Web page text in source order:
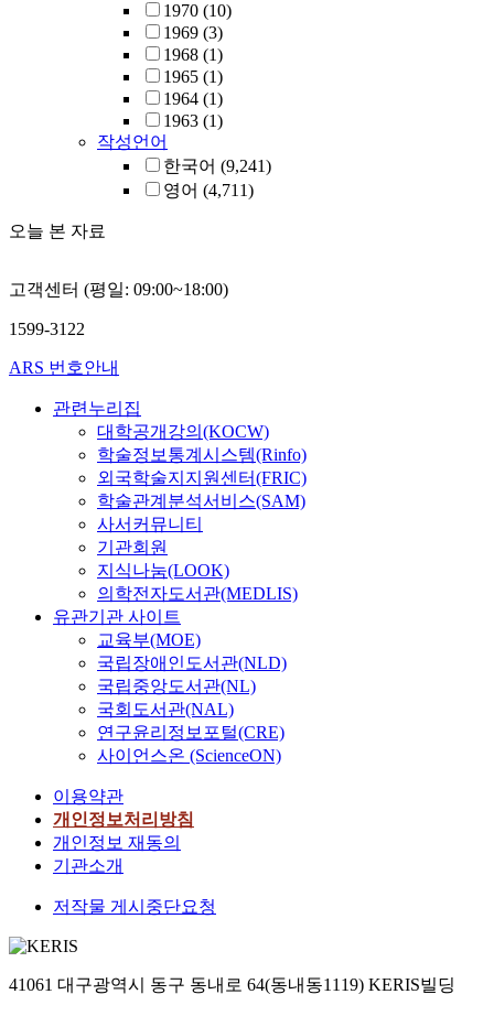
1970 (10)
1969 (3)
1968 (1)
1965 (1)
1964 (1)
1963 (1)
작성언어
한국어 (9,241)
영어 (4,711)
오늘 본 자료
고객센터 (평일: 09:00~18:00)
1599-3122
ARS 번호안내
관련누리집
대학공개강의(KOCW)
학술정보통계시스템(Rinfo)
외국학술지지원센터(FRIC)
학술관계분석서비스(SAM)
사서커뮤니티
기관회원
지식나눔(LOOK)
의학전자도서관(MEDLIS)
유관기관 사이트
교육부(MOE)
국립장애인도서관(NLD)
국립중앙도서관(NL)
국회도서관(NAL)
연구윤리정보포털(CRE)
사이언스온 (ScienceON)
이용약관
개인정보처리방침
개인정보 재동의
기관소개
저작물 게시중단요청
41061 대구광역시 동구 동내로 64(동내동1119) KERIS빌딩